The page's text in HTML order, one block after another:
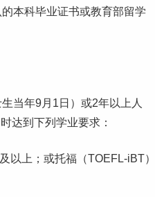
本科毕业证书或教育部留学
当年9月1日）或2年以上人
达到下列学业要求：
以上；或托福（TOEFL-iBT）